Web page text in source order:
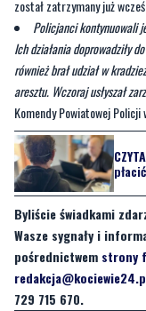
został zatrzymany już
Policjanci kontynuowali
Ich działania doprowadziły
również brał udział w
aresztu. Wczoraj usłyszał
Komendy Powiatowej Policji
Byliście świadkami
Wasze sygnały i
pośrednictwem strony
729 715 670.